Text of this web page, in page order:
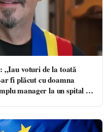
„Iau voturi de la toată
fi plăcut cu doamna
manager la un spital cu